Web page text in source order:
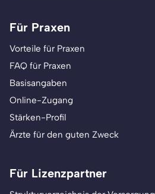
Für Praxen
Vorteile für Praxen
FAQ für Praxen
Basisangaben
Online-Zugang
Stärken-Profil
Ärzte für den guten Zweck
Für Lizenzpartner